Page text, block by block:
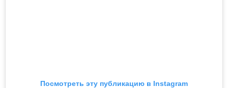
Посмотреть эту публикацию в Instagram